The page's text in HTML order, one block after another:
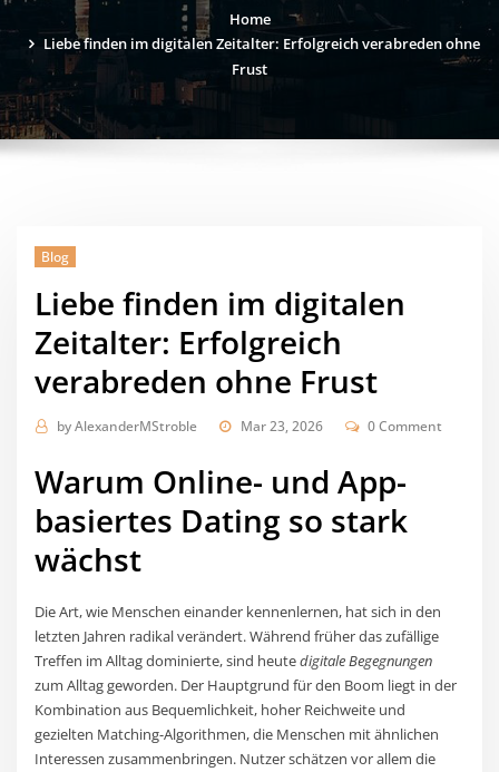
Home
Liebe finden im digitalen Zeitalter: Erfolgreich verabreden ohne
Frust
Blog
Liebe finden im digitalen
Zeitalter: Erfolgreich
verabreden ohne Frust
byAlexanderMStroble Mar 23, 2026 0 Comment
Warum Online- und App-
basiertes Dating so stark
wächst
Die Art, wie Menschen einander kennenlernen, hat sich in den
letzten Jahren radikal verändert. Während früher das zufällige
Treffen im Alltag dominierte, sind heutedigitale Begegnungen
zum Alltag geworden. Der Hauptgrund für den Boom liegt in der
Kombination aus Bequemlichkeit, hoher Reichweite und
gezielten Matching-Algorithmen, die Menschen mit ähnlichen
Interessen zusammenbringen. Nutzer schätzen vor allem die